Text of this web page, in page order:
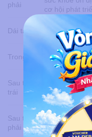
phải
cơ hội phát
Dái tai
Thường biểu
nhân hỗ trợ,
Trong tai
Được xem là
và tinh thần
Sau tai
trái
Nốt ruồi ở tai
điềm tĩnh,
dựng sự
Sau tai
phải
Nốt ruồi ở tai
hiền hòa,
nhận được sự